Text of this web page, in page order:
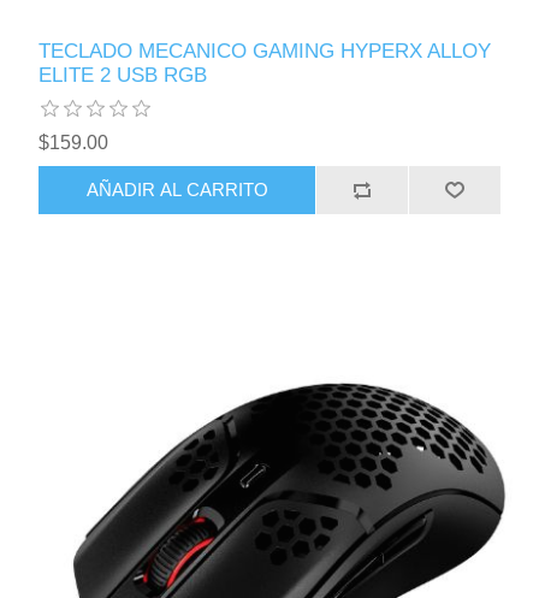
TECLADO MECANICO GAMING HYPERX ALLOY
ELITE 2 USB RGB
$159.00
AÑADIR AL CARRITO